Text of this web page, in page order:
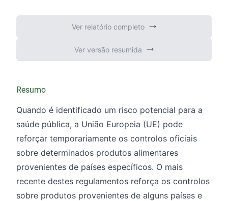
Ver relatório completo
Ver versão resumida
Resumo
Quando é identificado um risco potencial para a
saúde pública, a União Europeia (UE) pode
reforçar temporariamente os controlos oficiais
sobre determinados produtos alimentares
provenientes de países específicos. O mais
recente destes regulamentos reforça os controlos
sobre produtos provenientes de alguns países e